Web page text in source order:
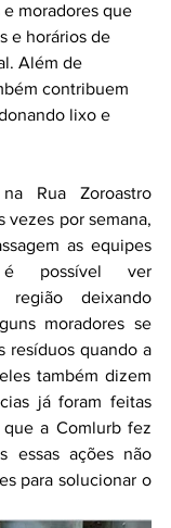
moradores que
e horários de
Além de
contribuem
lixo e
Rua Zoroastro
vezes por semana,
as equipes
possível ver
região deixando
moradores se
resíduos quando a
também dizem
já foram feitas
a Comlurb fez
essas ações não
para solucionar o